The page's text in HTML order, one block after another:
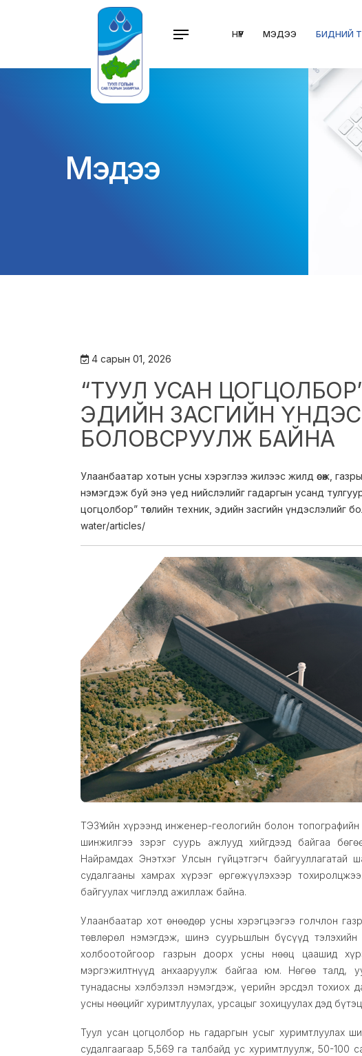
НҮҮР МЭДЭЭ БИДНИЙ
Мэдээ
4 сарын 01, 2026
“ТУУЛ УСАН
ЭДИЙН ЗАСГИЙН
БОЛОВСРУУЛЖ БАЙНА
Улаанбаатар хотын усны хэрэглээ жилээс жилд өсөж,
нэмэгдэж буй энэ үед нийслэлийг гадаргын усанд
цогцолбор” төслийн техник, эдийн засгийн үндэслэлийг
water/articles/
ТЭЗҮ-ийн хүрээнд инженер-геологийн болон
шинжилгээ зэрэг суурь ажлууд хийгдээд байгаа
Найрамдах Энэтхэг Улсын гүйцэтгэгч байгууллагатай
судалгааны хамрах хүрээг өргөжүүлэхээр
байгуулах чиглэлд ажиллаж байна.
Улаанбаатар хот өнөөдөр усны хэрэгцээгээ голчлон
төвлөрөл нэмэгдэж, шинэ суурьшлын бүсүүд тэлэхийн
холбоотойгоор газрын доорх усны нөөц цаашид
мэргэжилтнүүд анхааруулж байгаа юм. Нөгөө талд,
тунадасны хэлбэлзэл нэмэгдэж, үерийн эрсдэл тохиох
усны нөөцийг хуримтлуулах, урсацыг зохицуулах дэд
Туул усан цогцолбор нь гадаргын усыг хуримтлуулах
судалгаагаар 5,569 га талбайд ус хуримтлуулж, 50-100